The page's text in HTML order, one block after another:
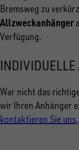
Bremsweg zu
Allzweckanhänger
Verfügung.
War nicht das
wir Ihren Anhänger
kontaktieren Sie